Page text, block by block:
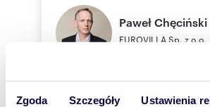
Zgoda Szczegóły Ustawienia
PawełChęciński
EUROVILLA Sp. z o.o.
502 - Pokaż